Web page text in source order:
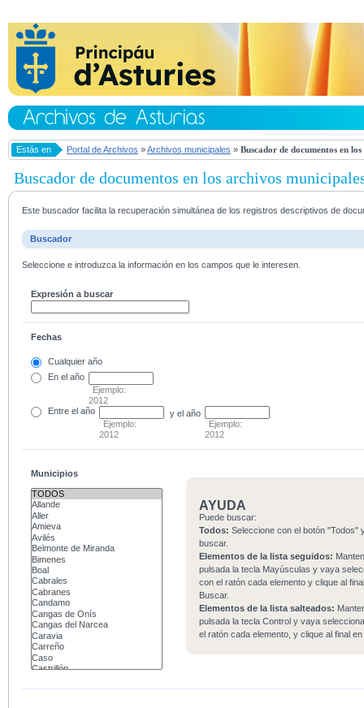
Estás en Portal de Archivos »Archivos municipales » Buscador de documentos en
Buscador de documentos en los archivos
Este buscador facilita la recuperación simultánea de los registros descriptivos de
Buscador
Seleccione e introduzca la información en los campos que le interesen.
Expresión a buscar
Fechas
Cualquier año
En el año
Ejemplo:
2012
Entre el año
Ejemplo:
2012
y el año
Ejemplo:
2012
Municipios
AYUDA
Puede buscar:
Todos: Seleccione con el botón "Todos"
buscar.
Elementos de la lista seguidos:
pulsada la tecla Mayúsculas y vaya
con el ratón cada elemento y clique al
Buscar.
Elementos de la lista salteados:
pulsada la tecla Control y vaya
el ratón cada elemento, y clique al final